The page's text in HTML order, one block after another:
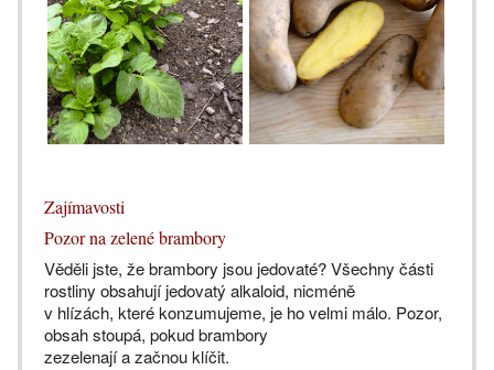
Zajímavosti
Pozor na zelené brambory
Věděli jste, že brambory jsou jedovaté? Všechny části
rostliny obsahují jedovatý alkaloid, nicméně
v hlízách, které konzumujeme, je ho velmi málo. Pozor,
obsah stoupá, pokud brambory
zezelenají a začnou klíčit.